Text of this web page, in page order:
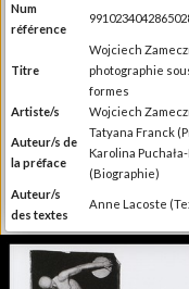
Num
référence
Titre
Wojciech
photographie
formes
Artiste/s
Wojciech
Auteur/s de
la préface
Tatyana Franck
Karolina
(Biographie)
Auteur/s
des textes
Anne Lacoste
Editeur
Les éditions Noir
Lieu
d'édition
Lausanne